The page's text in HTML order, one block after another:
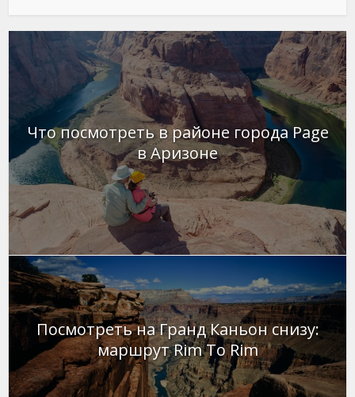
Что посмотреть в районе города Page
в Аризоне
Посмотреть на Гранд Каньон снизу:
маршрут Rim To Rim